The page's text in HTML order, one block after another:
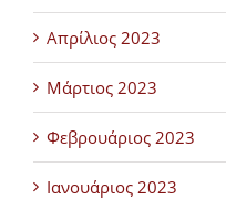
Απρίλιος 2023
Μάρτιος 2023
Φεβρουάριος 2023
Ιανουάριος 2023